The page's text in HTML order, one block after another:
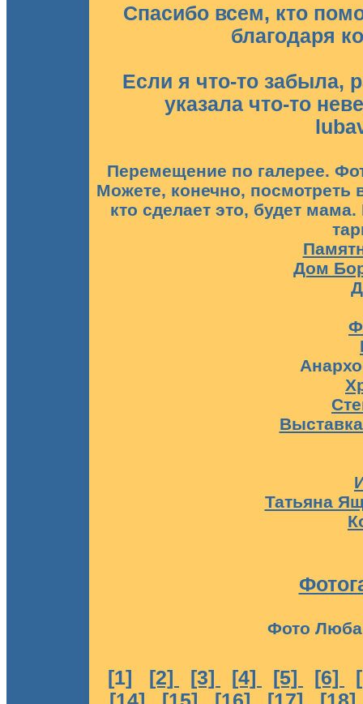
Спасибо всем, кто
благодаря
Если я что-то забыла,
указала что-то
Перемещение по галерее.
Можете, конечно, посмотреть
кто сделает это, будет
Дом
Татьяна
Фото
[1] [2] [3] [4] [5] [6]